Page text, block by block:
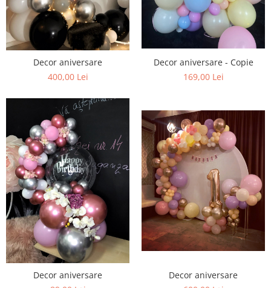
Pachete marturii
Pungi si cutii prajituri
Sticle si borcane
Cutii flori de hartie
Cutii flori de sapun
Cutii flori mixte
Cutii LUX
Aranjamente tematice
2025 Craciun
2020 Craciun si Anul Nou
2021 Crăciun
2022 Crăciun
2023 Crăciun
8 Martie
Paste
Toamna și Halloween
Valentine's Day
Buchete extravagante
HOME & OFFICE Deco
Decor aniversare
400,00 Lei
Decor aniversare - Copie
169,00 Lei
Decor aniversare
Decor aniversare